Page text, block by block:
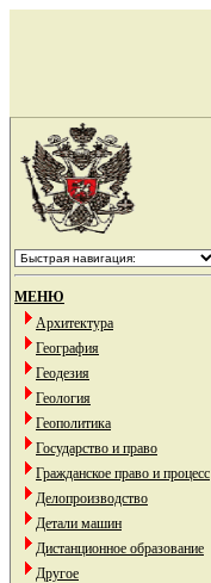
МЕНЮ
Архитектура
География
Геодезия
Геология
Геополитика
Государство и право
Гражданское право и процесс
Делопроизводство
Детали машин
Дистанционное образование
Другое